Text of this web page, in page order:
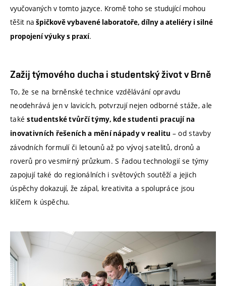
vyučovaných v tomto jazyce. Kromě toho se studující mohou
těšit na špičkově vybavené laboratoře, dílny a ateliéry i silné
propojení výuky s praxí.
Zažij týmového ducha i studentský život v Brně
To, že se na brněnské technice vzdělávání opravdu
neodehrává jen v lavicích, potvrzují nejen odborné stáže, ale
takéstudentské tvůrčí týmy, kde studenti pracují na
inovativních řešeních a mění nápady v realitu – od stavby
závodních formulí či letounů až po vývoj satelitů, dronů a
roverů pro vesmírný průzkum. S řadou technologií se týmy
zapojují také do regionálních i světových soutěží a jejich
úspěchy dokazují, že zápal, kreativita a spolupráce jsou
klíčem k úspěchu.